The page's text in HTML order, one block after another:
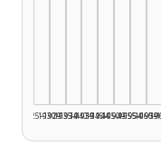
1925–1929
1930–1934
1935–1939
1940–1944
1945–1949
1950–1954
1955–1959